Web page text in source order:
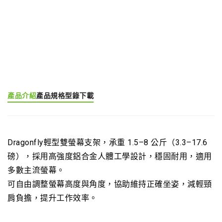
產品介紹產品規格型錄下載
Dragonfly輕型雙螢幕支架，承重 1.5–8 公斤（3.3–17.6
磅），採用高強度鋁合金人體工學設計，穩固耐用，適用
多數主流螢幕。
可自由調整螢幕高度與角度，協助維持正確坐姿，減輕頸
肩負擔，提升工作效率。